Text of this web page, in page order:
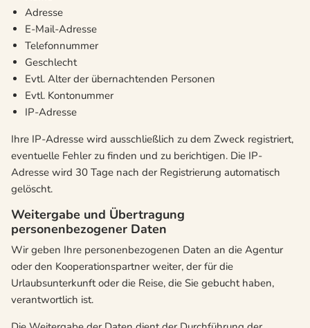
Adresse
E-Mail-Adresse
Telefonnummer
Geschlecht
Evtl. Alter der übernachtenden Personen
Evtl. Kontonummer
IP-Adresse
Ihre IP-Adresse wird ausschließlich zu dem Zweck registriert,
eventuelle Fehler zu finden und zu berichtigen. Die IP-
Adresse wird 30 Tage nach der Registrierung automatisch
gelöscht.
Weitergabe und Übertragung
personenbezogener Daten
Wir geben Ihre personenbezogenen Daten an die Agentur
oder den Kooperationspartner weiter, der für die
Urlaubsunterkunft oder die Reise, die Sie gebucht haben,
verantwortlich ist.